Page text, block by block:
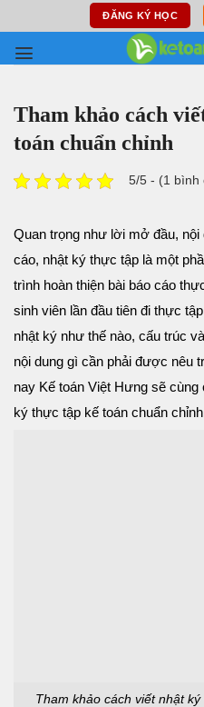
content
ĐĂNG KÝ HỌC
Tham khảo cách
toán chuẩn chỉnh
5/5 - (1 bình
Quan trọng như lời mở đầu, nội
cáo, nhật ký thực tập là một
trình hoàn thiện bài báo cáo
sinh viên lần đầu tiên đi thực
nhật ký như thế nào, cấu trúc
nội dung gì cần phải được nêu
nay Kế toán Việt Hưng sẽ
ký thực tập kế toán chuẩn
Tham khảo cách viết nhật